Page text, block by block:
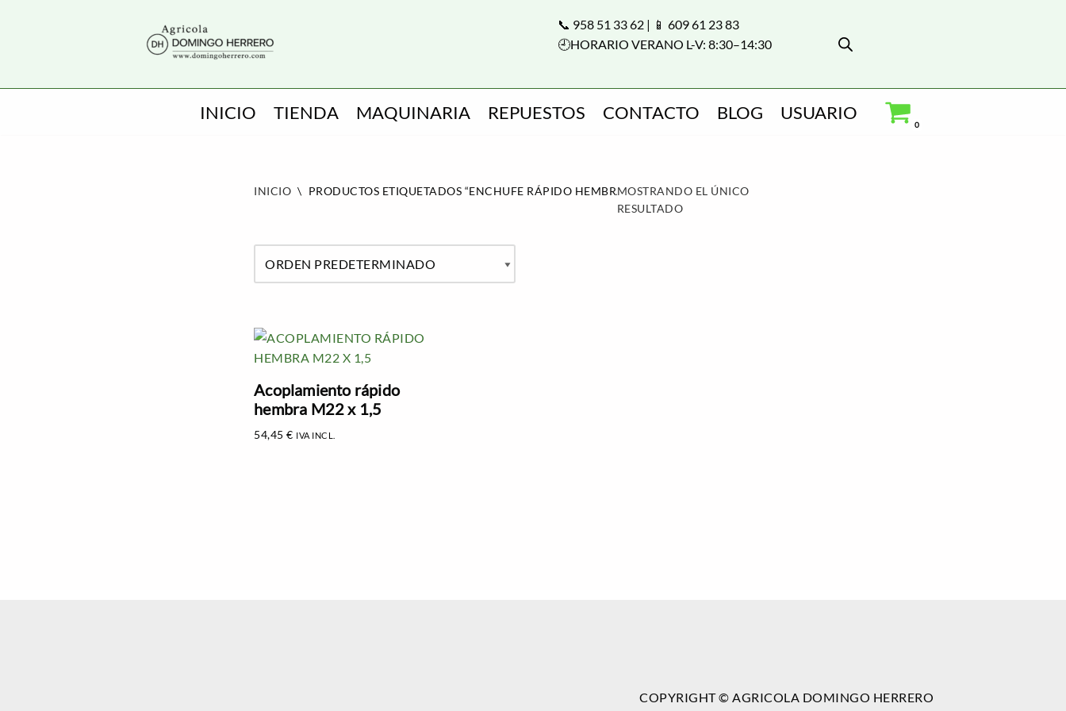
📞 958 51 33 62 | 📱 609 61 23 83
🕘HORARIO VERANO L-V: 8:30–14:30
INICIO TIENDA MAQUINARIA REPUESTOS CONTACTO BLOG USUARIO
0
INICIO \ PRODUCTOS ETIQUETADOS “ENCHUFE RÁPIDO HEMBRA”MOSTRANDO EL ÚNICO
RESULTADO
Acoplamiento rápido
hembra M22 x 1,5
54,45€ IVA INCL.
COPYRIGHT © AGRICOLA DOMINGO HERRERO